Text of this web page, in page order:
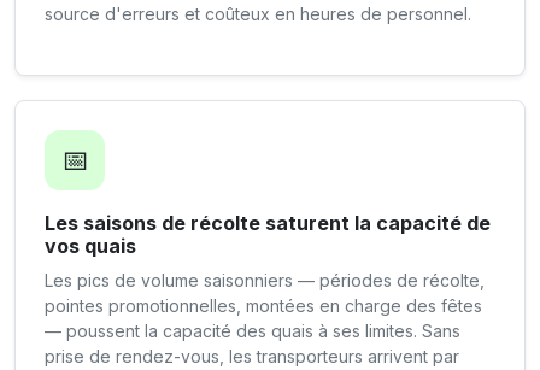
source d'erreurs et coûteux en heures de personnel.
📅
Les saisons de récolte saturent la capacité de
vos quais
Les pics de volume saisonniers — périodes de récolte,
pointes promotionnelles, montées en charge des fêtes
— poussent la capacité des quais à ses limites. Sans
prise de rendez-vous, les transporteurs arrivent par